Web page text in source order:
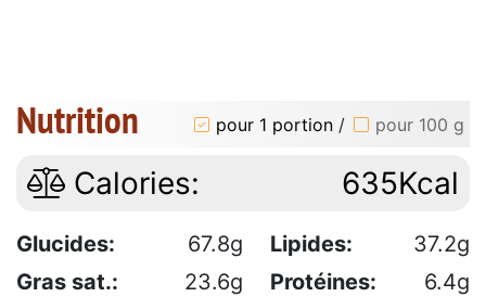
Nutrition pour 1 portion / pour 100 g
Calories: 635Kcal
Glucides: 67.8g Lipides:
37.2g
Gras sat.:
23.6g Protéines:
6.4g